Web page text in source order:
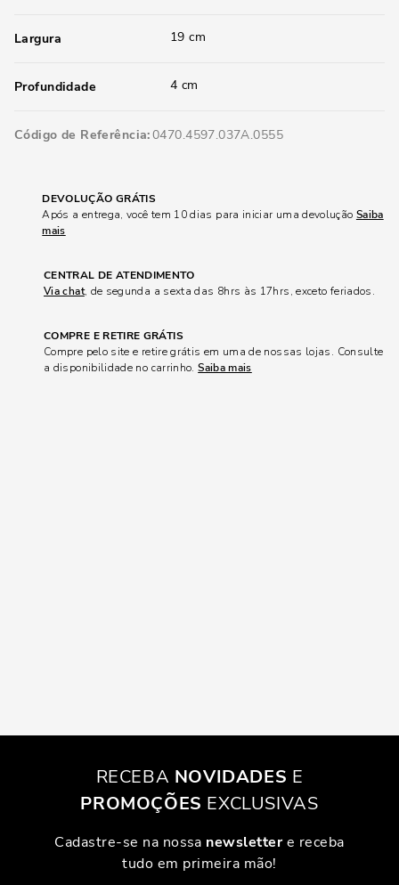
Largura 19 cm
Profundidade 4 cm
Código de Referência 0470.4597.037A.0555
DEVOLUÇÃO GRÁTIS
Após a entrega, você tem 10 dias para iniciar uma devolução Saiba
mais
CENTRAL DE ATENDIMENTO
Via chat, de segunda a sexta das 8hrs às 17hrs, exceto feriados.
COMPRE E RETIRE GRÁTIS
Compre pelo site e retire grátis em uma de nossas lojas. Consulte
a disponibilidade no carrinho.Saiba mais
RECEBA NOVIDADES E
PROMOÇÕES EXCLUSIVAS
Cadastre-se na nossa newslettere receba
tudo em primeira mão!